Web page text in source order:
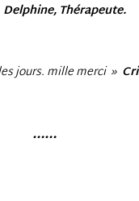
Delphine, Thérapeute.
jours. mille merci »
……